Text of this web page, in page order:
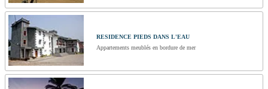
RESIDENCE PIEDS DANS L'EAU
Appartements meublés en bordure de mer